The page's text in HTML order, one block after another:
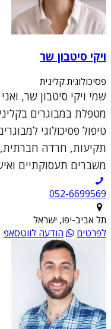
ויקי סיטבון שר
פסיכולוגית קלינית
שמי ויקי סיטבון שר,
מטפלת במבוגרים
טיפול פסיכולוגי
תקיעות, חרדה חברתית,
משברים תעסוקתיים
052-6699569
תל אביב-יפו, ישראל
לפרטים
הודעה לווטסאפ